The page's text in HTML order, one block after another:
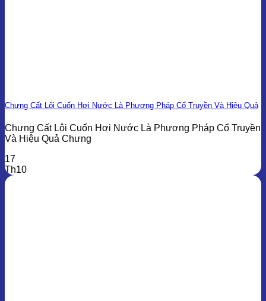
Chưng Cất Lôi Cuốn Hơi Nước Là Phương Pháp Cổ Truyền Và Hiệu Quả
Chưng Cất Lôi Cuốn Hơi Nước Là Phương Pháp Cổ Truyền
Và Hiệu Quả Chưng
17
Th10